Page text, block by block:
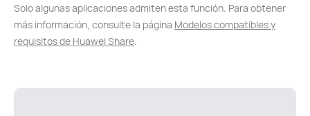
Solo algunas aplicaciones admiten esta función. Para obtener
más información, consulte la página Modelos compatibles y
requisitos de Huawei Share